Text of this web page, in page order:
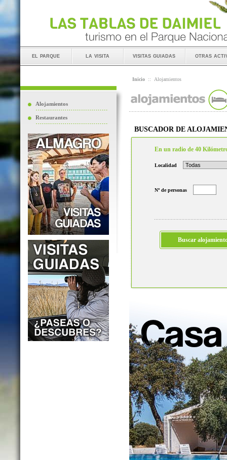
el parque la visita visitas guiadas otras
Alojamientos
Restaurantes
Inicio :: Alojamientos
BUSCADOR DE
En un radio de 40
Localidad
Nº de personas